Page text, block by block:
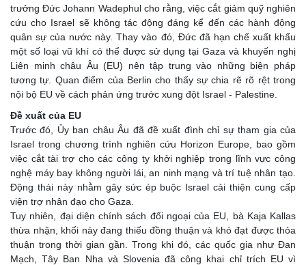
trưởng Đức Johann Wadephul cho rằng, việc cắt giảm quỹ nghiên
cứu cho Israel sẽ không tác động đáng kể đến các hành động
quân sự của nước này. Thay vào đó, Đức đã hạn chế xuất khẩu
một số loại vũ khí có thể được sử dụng tại Gaza và khuyến nghị
Liên minh châu Âu (EU) nên tập trung vào những biện pháp
tương tự. Quan điểm của Berlin cho thấy sự chia rẽ rõ rệt trong
nội bộ EU về cách phản ứng trước xung đột Israel - Palestine.
Đề xuất của EU
Trước đó, Ủy ban châu Âu đã đề xuất đình chỉ sự tham gia của
Israel trong chương trình nghiên cứu Horizon Europe, bao gồm
việc cắt tài trợ cho các công ty khởi nghiệp trong lĩnh vực công
nghệ máy bay không người lái, an ninh mạng và trí tuệ nhân tạo.
Động thái này nhằm gây sức ép buộc Israel cải thiện cung cấp
viện trợ nhân đạo cho Gaza.
Tuy nhiên, đại diện chính sách đối ngoại của EU, bà Kaja Kallas
thừa nhận, khối này đang thiếu đồng thuận và khó đạt được thỏa
thuận trong thời gian gần. Trong khi đó, các quốc gia như Đan
Mạch, Tây Ban Nha và Slovenia đã công khai chỉ trích EU vì